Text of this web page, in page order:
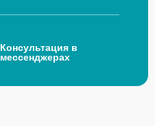
Консультация в
мессенджерах